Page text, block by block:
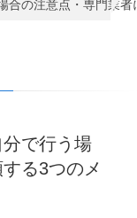
合の注意点・専門業
で行う場
る3つのメ